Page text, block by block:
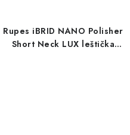
Rupes iBRID NANO Polisher
Short Neck LUX leštička